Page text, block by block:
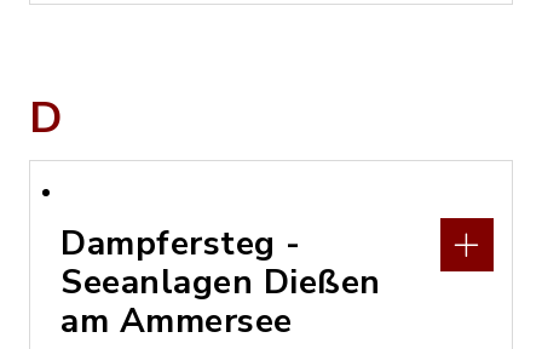
D
Dampfersteg -
Seeanlagen Dießen
am Ammersee